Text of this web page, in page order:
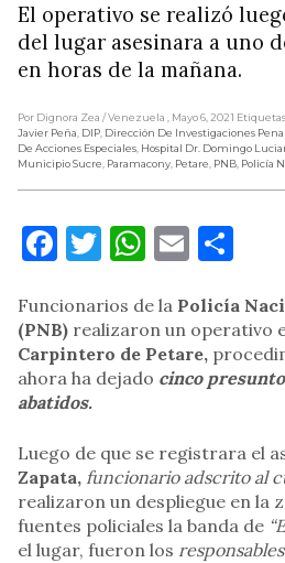
El operativo se realizó
del lugar asesinara a uno
en horas de la mañana.
Por Dignora Zea / Venezuela , Mayo 6, 2021
Javier Peña, DIP, Dirección De Investigaciones
De Acciones Especiales, Hospital Dr. Domingo
Municipio Sucre, Paramacony, Petare, PNB, Policía
Facebook
TwitterEmail
Funcionarios de la Policía
(PNB) realizaron un operativo
Carpintero de Petare,
ahora ha dejado cinco
abatidos.
Luego de que se registrara el
Zapata, funcionario adscrito al
realizaron un despliegue en la
fuentes policiales la banda de
el lugar, fueron los